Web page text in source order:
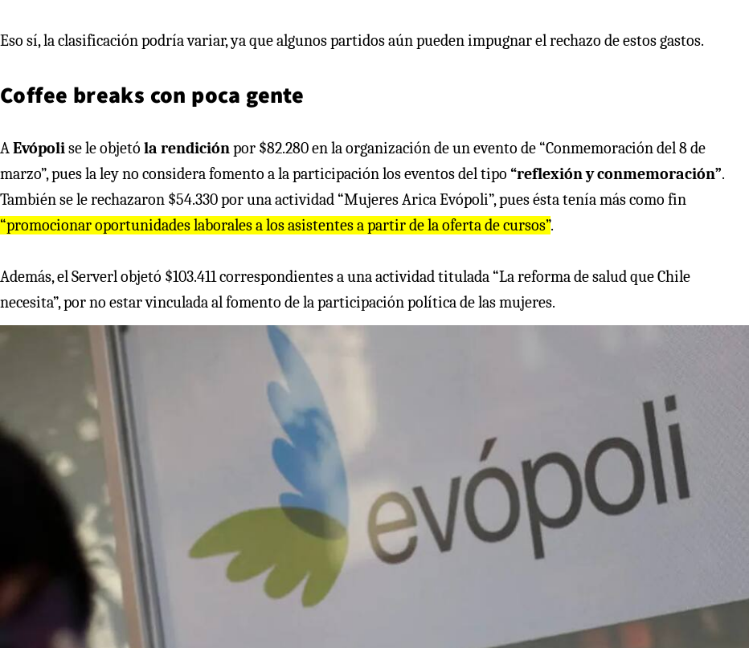
Eso sí, la clasificación podría variar, ya que algunos partidos aún pueden impugnar el rechazo de estos gastos.
Coffee breaks con poca gente
AEvópolise le objetó la rendiciónpor $82.280 en la organización de un evento de “Conmemoración del 8 de
marzo”, pues la ley no considera fomento a la participación los eventos del tipo “reflexión y conmemoración”.
También se le rechazaron $54.330 por una actividad “Mujeres Arica Evópoli”, pues ésta tenía más como fin
“promocionar oportunidades laborales a los asistentes a partir de la oferta de cursos”.
Además, el Serverl objetó $103.411 correspondientes a una actividad titulada “La reforma de salud que Chile
necesita”, por no estar vinculada al fomento de la participación política de las mujeres.